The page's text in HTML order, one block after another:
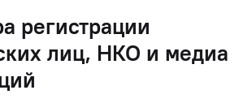
регистрации
лиц, НКО и медиа